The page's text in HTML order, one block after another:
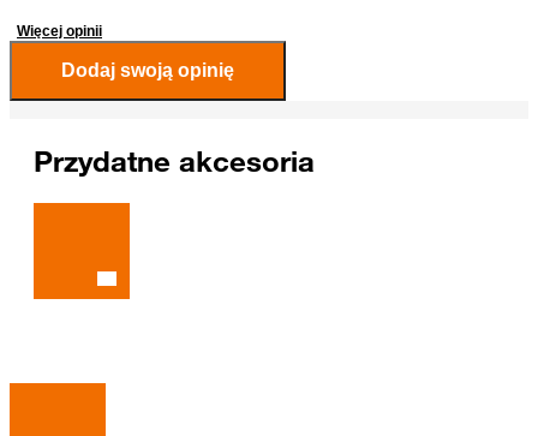
Więcej opinii
Dodaj swoją opinię
Przydatne akcesoria